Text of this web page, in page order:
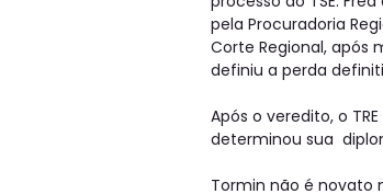
pela Procuradoria
Corte Regional, após
definiu a perda
Após o veredito, o
determinou sua
Tormin não é novato